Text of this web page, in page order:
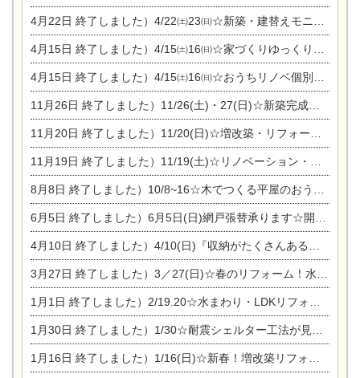
4月22日 終了しました）4/22㈯23㈰☆新築・建替えモニター募集個別相談会
4月15日 終了しました）4/15㈯16㈰☆家づくりゆっくりじっくり個別相談会
4月15日 終了しました）4/15㈯16㈰☆おうちリノベ個別相談会
11月26日 終了しました）11/26(土)・27(日)☆新築完成見学会 in一宮市あずら
11月20日 終了しました）11/20(日)☆増改築・リフォームまつり＆秋の味覚まつり＆芸術祭
11月19日 終了しました）11/19(土)☆リノベーション・家の修理まつり＆増改築・リフォームまつりin扶桑ゴルフ
8月8日 終了しました）10/8~16☆木でつくる平屋のおうちのつくり方【完全予約制】
6月5日 終了しました）6月5日(日)網戸張替承ります☆開催！
4月10日 終了しました）4/10(日)『収納がたくさんあるおうち現場見学会』
3月27日 終了しました）3／27(日)☆春のリフォーム！水まわりLDKリフォーム相談会&今がチャンス！エアコン相談会
1月1日 終了しました）2/19.20☆水まわり・LDKリフォーム相談会＆エアコン相談会
1月30日 終了しました）1/30☆耐震シェルター工法が見れる完成見学会
1月16日 終了しました）1/16(日)☆新春！増改築リフォーム&家の修理まつり